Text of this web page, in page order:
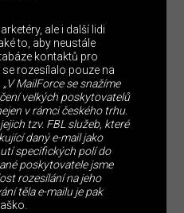
ale i další lidi
to, aby neustále
kontaktů pro
rozesílalo pouze na
„V MailForce se snažíme
velkých poskytovatelů
v rámci českého trhu.
tzv. FBL služeb, které
daný e-mail jako
specifických polí do
poskytovatele jsme
rozesílání na jeho
těla e-mailu je pak